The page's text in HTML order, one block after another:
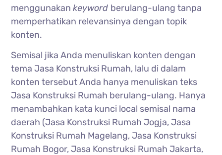
menggunakankeyword berulang-ulang tanpa
memperhatikan relevansinya dengan topik
konten.
Semisal jika Anda menuliskan konten dengan
tema Jasa Konstruksi Rumah, lalu di dalam
konten tersebut Anda hanya menuliskan teks
Jasa Konstruksi Rumah berulang-ulang. Hanya
menambahkan kata kunci local semisal nama
daerah (Jasa Konstruksi Rumah Jogja, Jasa
Konstruksi Rumah Magelang, Jasa Konstruksi
Rumah Bogor, Jasa Konstruksi Rumah Jakarta,